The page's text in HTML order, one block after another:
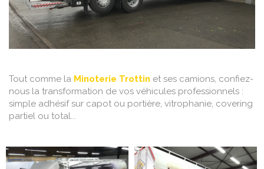
Tout comme la Minoterie Trottin et ses camions, confiez-
nous la transformation de vos véhicules professionnels :
simple adhésif sur capot ou portière, vitrophanie, covering
partiel ou total...